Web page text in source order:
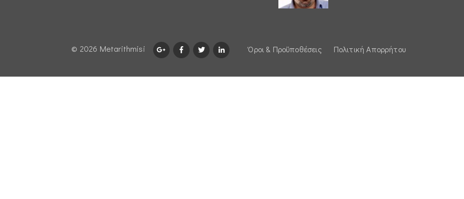
Όροι & Προϋποθέσεις Πολιτική Απορρήτου
© 2026 Μetarithmisi